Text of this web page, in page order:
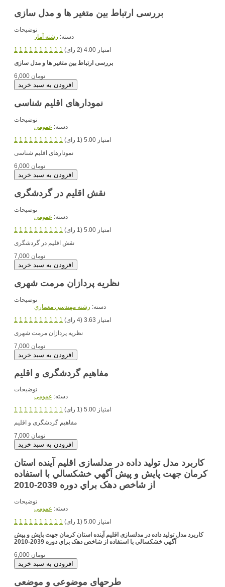
بررسی ارتباط بین متغیر ها و مدل سازی
توضیحات
دسته: رشته آمار
1 1 1 1 1 1 1 1 1 1
امتیاز 4.00 (2 رای)
بررسی ارتباط بین متغیر ها و مدل سازی
6,000 تومان
نمودارهای اقلیم شناسی
توضیحات
دسته: عمومی
1 1 1 1 1 1 1 1 1 1
امتیاز 5.00 (1 رای)
6,000 تومان
نقش اقلیم در گردشگری
توضیحات
دسته: عمومی
1 1 1 1 1 1 1 1 1 1
امتیاز 5.00 (1 رای)
نقش اقلیم در گردشگری
7,000 تومان
نظریه پردازان مرمت شهری
توضیحات
دسته: رشته مهندسي معماري
1 1 1 1 1 1 1 1 1 1
امتیاز 3.63 (4 رای)
7,000 تومان
مفاهیم گردشگری و اقلیم
توضیحات
دسته: عمومی
1 1 1 1 1 1 1 1 1 1
امتیاز 5.00 (1 رای)
مفاهیم گردشگری و اقلیم
7,000 تومان
کاربرد مدل تولید داده در مدلسازی اقلیم آینده استان
کرمان جهت پايش و پيش آگهي خشکسالي با استفاده
از شاخص دهک براي دوره 2039-2010
توضیحات
دسته: عمومی
1 1 1 1 1 1 1 1 1 1
امتیاز 5.00 (1 رای)
کاربرد مدل تولید داده در مدلسازی اقلیم آینده استان کرمان جهت پايش و پيش
آگهي خشکسالي با استفاده از شاخص دهک براي دوره 2039-2010
6,000 تومان
طرحهای موضوعی و موضعی